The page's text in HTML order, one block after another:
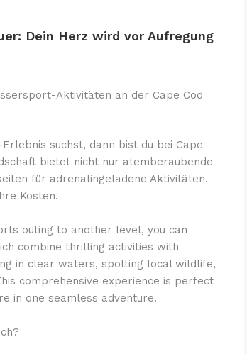
Dein Herz wird vor Aufregung
Aktivitäten an der Cape Cod
suchst, dann bist du bei Cape
bietet nicht nur atemberaubende
für adrenalingeladene Aktivitäten.
Kosten.
outing to another level, you can
combine thrilling activities with
in clear waters, spotting local wildlife,
comprehensive experience is perfect
in one seamless adventure.